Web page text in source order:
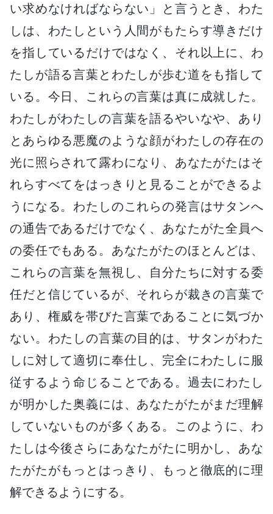
い求めなければならない」と言うとき、わた
しは、わたしという人間がもたらす導きだけ
を指しているだけではなく、それ以上に、わ
たしが語る言葉とわたしが歩む道をも指して
いる。今日、これらの言葉は真に成就した。
わたしがわたしの言葉を語るやいなや、あり
とあらゆる悪魔のような顔がわたしの存在の
光に照らされて露わになり、あなたがたはそ
れらすべてをはっきりと見ることができるよ
うになる。わたしのこれらの発言はサタンへ
の通告であるだけでなく、あなたがた全員へ
の委任でもある。あなたがたのほとんどは、
これらの言葉を無視し、自分たちに対する委
任だと信じているが、それらが裁きの言葉で
あり、権威を帯びた言葉であることに気づか
ない。わたしの言葉の目的は、サタンがわた
しに対して適切に奉仕し、完全にわたしに服
従するよう命じることである。過去にわたし
が明かした奥義には、あなたがたがまだ理解
していないものが多くある。このように、わ
たしは今後さらにあなたがたに明かし、あな
たがたがもっとはっきり、もっと徹底的に理
解できるようにする。